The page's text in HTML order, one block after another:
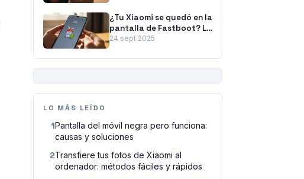
¿Tu Xiaomi se quedó en la
pantalla de Fastboot? La
guía para solucionarlo
24 sept 2025
LO MÁS LEÍDO
1Pantalla del móvil negra pero funciona:
causas y soluciones
2Transfiere tus fotos de Xiaomi al
ordenador: métodos fáciles y rápidos